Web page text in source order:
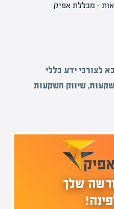
לצורכי ידע כללי
שיווק השקעות
שלך